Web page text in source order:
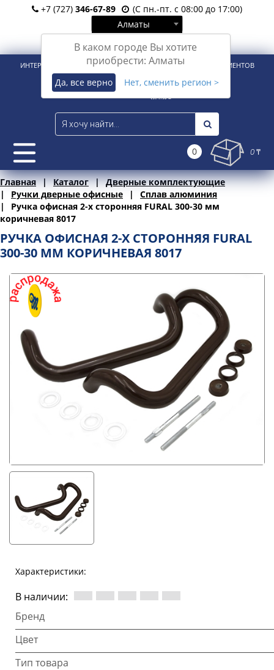
+7 (727) 346-67-89
(С пн.-пт. с 08:00 до 17:00)
Алматы
В каком городе Вы хотите
приобрести: Алматы
Да, все верно Нет, сменить регион >
Вход Регистрация
ИНТЕРНЕТ-МАГАЗИН ДЛЯ РОЗНИЧНЫХ И КОРПОРАТИВНЫХ КЛИЕНТОВ
0 0 ₸
Главная Каталог
Дверные комплектующие
Ручки дверные офисные
Сплав алюминия
Ручка офисная 2-х сторонняя FURAL 300-30 мм
коричневая 8017
РУЧКА ОФИСНАЯ 2-Х СТОРОННЯЯ FURAL
300-30 ММ КОРИЧНЕВАЯ 8017
Характеристики:
В наличии:
Бренд
Цвет
Тип товара